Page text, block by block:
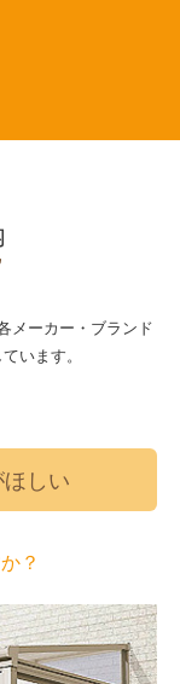
メーカー・ブランド
います。
しい
？